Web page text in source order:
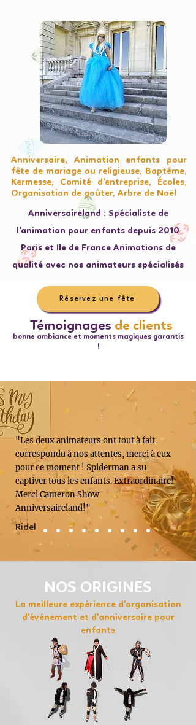
Anniversaire, Animation enfants pour
fête de mariage ou religieuse, Baptême,
Kermesse, Comité d'entreprise, Écoles,
Organisation de goûter, Arbre de Noël
Anniversaireland : Spécialiste de
l'animation pour enfants depuis 2010
Paris et Ile de France Animations de
qualité avec nos animateurs spécialisés
Réservez une fête
bonne ambiance et moments magiques garantis
!
Témoignages de clients
"Les deux animateurs ont tout à fait
correspondu à nos attentes, merci à eux
pour ce moment ! Spiderman a su
captiver tous les enfants. Extraordinaire!
Merci Cameron Show
Anniversaireland!"
Ridel
NOS ORIGINES
La meilleure expérience d'organisation
d'événement et d'anniversaire pour
enfants